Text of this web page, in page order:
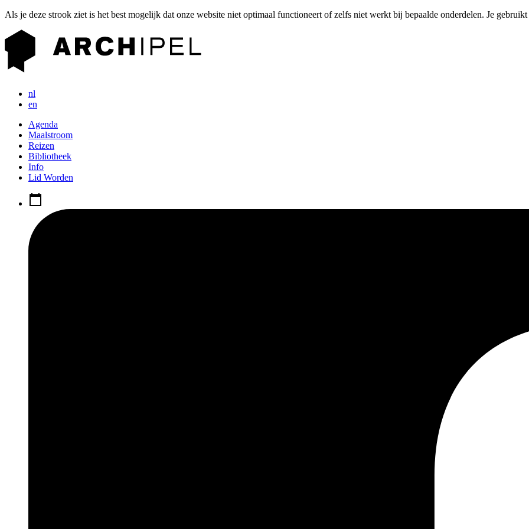
Als je deze strook ziet is het best mogelijk dat onze website niet optimaal functioneert of zelfs niet werkt bij bepaalde onderdelen. Je
nl
en
Agenda
Maalstroom
Reizen
Bibliotheek
Info
Lid Worden